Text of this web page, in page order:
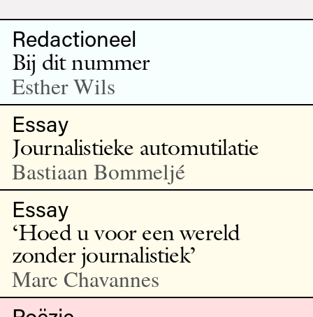
Redactioneel
Bij dit nummer
Esther Wils
Essay
Journalistieke automutilatie
Bastiaan Bommeljé
Essay
‘Hoed u voor een wereld
zonder journalistiek’
Marc Chavannes